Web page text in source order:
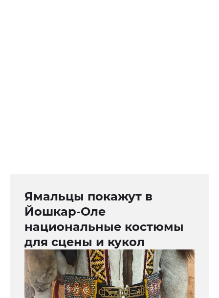
Ямальцы покажут в
Йошкар-Оле
национальные костюмы
для сцены и кукол